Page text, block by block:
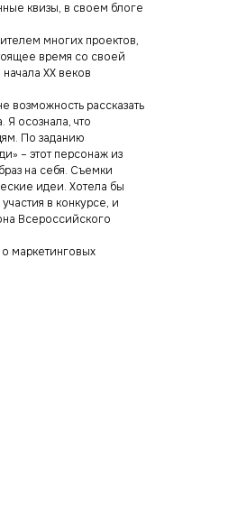
квизы, в своем блоге
многих проектов,
время со своей
XX веков
возможность рассказать
Я осознала, что
По заданию
– этот персонаж из
на себя. Съемки
идеи. Хотела бы
в конкурсе, и
Всероссийского
маркетинговых